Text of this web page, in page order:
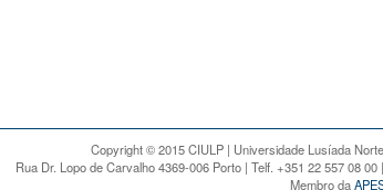
Copyright © 2015 CIULP | Universidade Lusíada
Rua Dr. Lopo de Carvalho 4369-006 Porto | Telf. +351 22 557 08
Membro da